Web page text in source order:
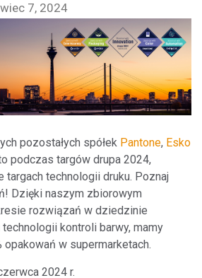
7, 2024
pozostałych spółek Pantone, Esko
podczas targów drupa 2024,
targach technologii druku. Poznaj
Dzięki naszym zbiorowym
rozwiązań w dziedzinie
kontroli barwy, mamy
opakowań w supermarketach.
2024 r.